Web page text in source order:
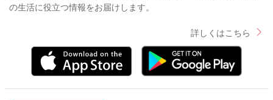
の生活に役立つ情報をお届けします。
詳しくはこちら